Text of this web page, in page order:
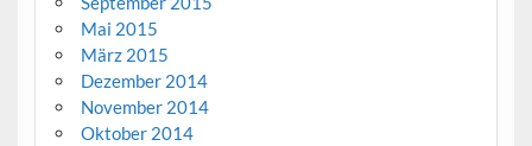
Mai 2015
März 2015
Dezember 2014
November 2014
Oktober 2014